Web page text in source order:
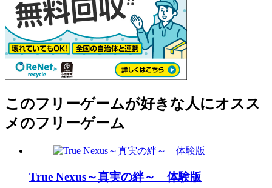
このフリーゲームが好きな人にオスス
メのフリーゲーム
True Nexus～真実の絆～ 体験版